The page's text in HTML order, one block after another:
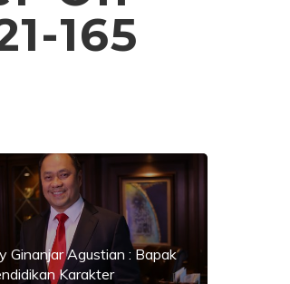
165
Ginanjar Agustian : Bapak
Karakter